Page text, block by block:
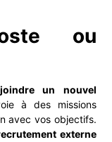
ou
un nouvel
à des missions
avec vos objectifs.
externe